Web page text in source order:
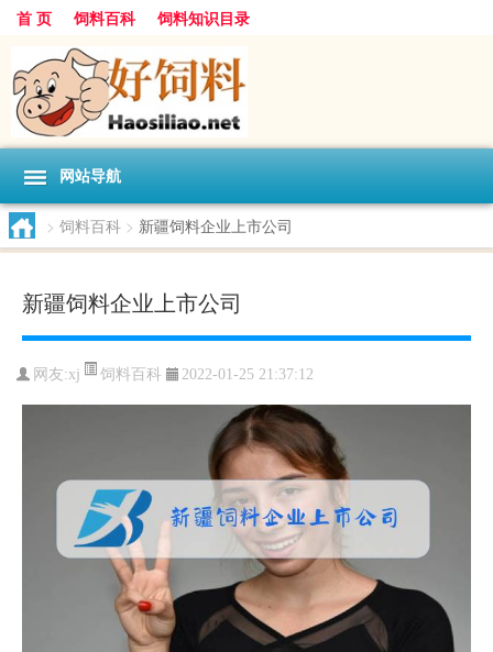
首 页 饲料百科 饲料知识目录
网站导航
> 饲料百科 > 新疆饲料企业上市公司
新疆饲料企业上市公司
网友:xj 饲料百科 2022-01-25 21:37:12